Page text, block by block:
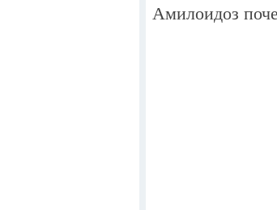
Амилоидоз